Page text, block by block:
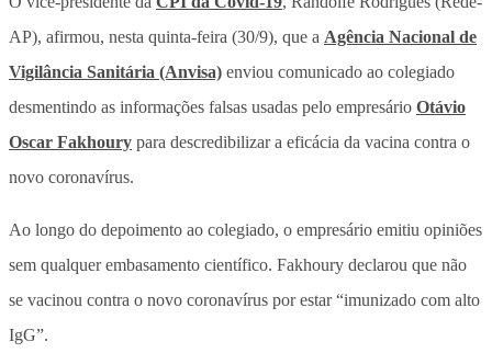
AP), afirmou, nesta quinta-feira (30/9), que a Agência Nacional de
Vigilância Sanitária (Anvisa) enviou comunicado ao colegiado
desmentindo as informações falsas usadas pelo empresário Otávio
Oscar Fakhoury para descredibilizar a eficácia da vacina contra o
novo coronavírus.
Ao longo do depoimento ao colegiado, o empresário emitiu opiniões
sem qualquer embasamento científico. Fakhoury declarou que não
se vacinou contra o novo coronavírus por estar “imunizado com alto
IgG”.